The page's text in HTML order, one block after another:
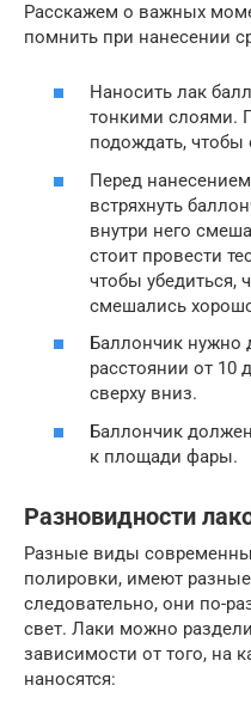
Расскажем о важных
помнить при нанесении
Наносить лак
тонкими слоями.
подождать, чтобы
Перед
встряхнуть
внутри него
стоит провести
чтобы убедиться,
смешались
Баллончик нужно
расстоянии от 10
сверху вниз.
Баллончик
к площади фары.
Разновидности
Разные виды
полировки, имеют
следовательно, они по-
свет. Лаки можно
зависимости от того, на
наносятся: